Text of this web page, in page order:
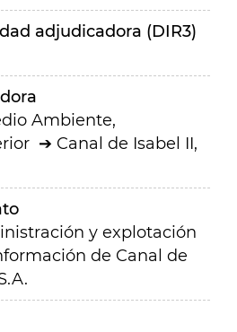
adjudicadora (DIR3)
Ambiente,
Canal de Isabel II,
y explotación
de Canal de